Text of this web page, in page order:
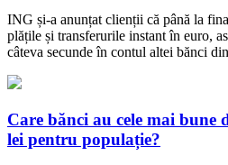
ING și-a anunțat clienții că până la
plățile și transferurile instant în euro,
câteva secunde în contul altei bănci
Care bănci au cele mai bune
lei pentru populație?